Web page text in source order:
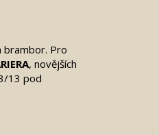
brambor. Pro
, novějších
13 pod